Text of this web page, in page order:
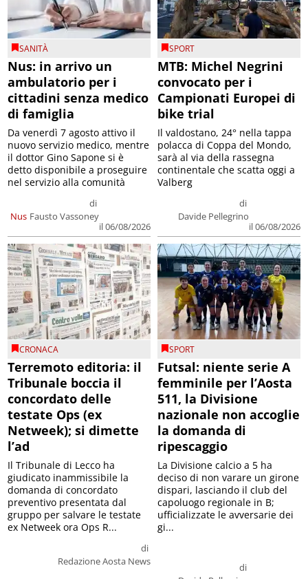
SANITÀ
Nus: in arrivo un
ambulatorio per i
cittadini senza medico
di famiglia
Nus
di
Fausto Vassoney
il 06/08/2026
Da venerdì 7 agosto attivo il
nuovo servizio medico, mentre
il dottor Gino Sapone si è
detto disponibile a proseguire
nel servizio alla comunità
SPORT
MTB: Michel Negrini
convocato per i
Campionati Europei di
bike trial
di
Davide Pellegrino
il 06/08/2026
Il valdostano, 24° nella tappa
polacca di Coppa del Mondo,
sarà al via della rassegna
continentale che scatta oggi a
Valberg
CRONACA
Terremoto editoria: il
Tribunale boccia il
concordato delle
testate Ops (ex
Netweek); si dimette
l’ad
di
Redazione Aosta News
Il Tribunale di Lecco ha
giudicato inammissibile la
domanda di concordato
preventivo presentata dal
gruppo per salvare le testate
ex Netweek ora Ops R...
SPORT
Futsal: niente serie A
femminile per l’Aosta
511, la Divisione
nazionale non accoglie
la domanda di
ripescaggio
di
La Divisione calcio a 5 ha
deciso di non varare un girone
dispari, lasciando il club del
capoluogo regionale in B;
ufficializzate le avversarie dei
gi...